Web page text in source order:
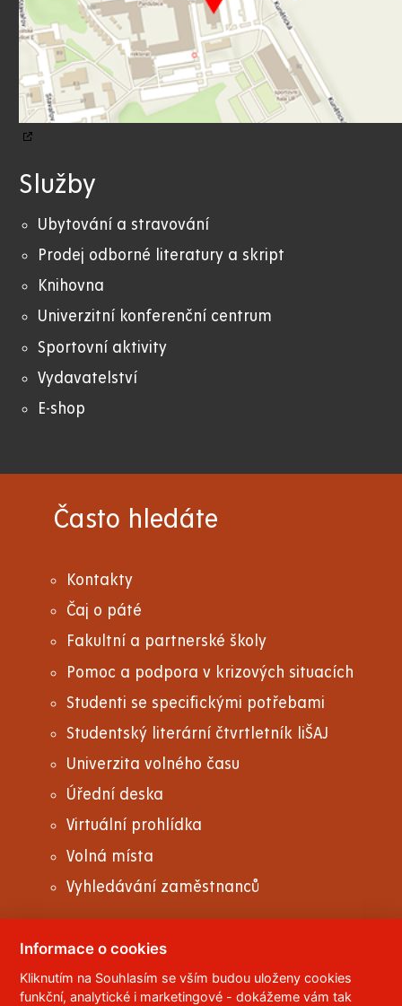
Služby
Ubytování a stravování
Prodej odborné literatury a skript
Knihovna
Univerzitní konferenční centrum
Sportovní aktivity
Vydavatelství
E-shop
Často hledáte
Kontakty
Čaj o páté
Fakultní a partnerské školy
Pomoc a podpora v krizových situacích
Studenti se specifickými potřebami
Studentský literární čtvrtletník liŠAJ
Univerzita volného času
Úřední deska
Virtuální prohlídka
Volná místa
Vyhledávání zaměstnanců
© 2023 Univerzita Pardubice,Studentská 95
Informace o cookies
Kliknutím na Souhlasím se vším budou uloženy cookies
funkční, analytické i marketingové - dokážeme vám tak